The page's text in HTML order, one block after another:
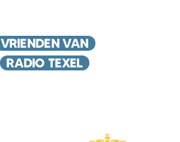
VRIENDEN VAN
RADIO TEXEL